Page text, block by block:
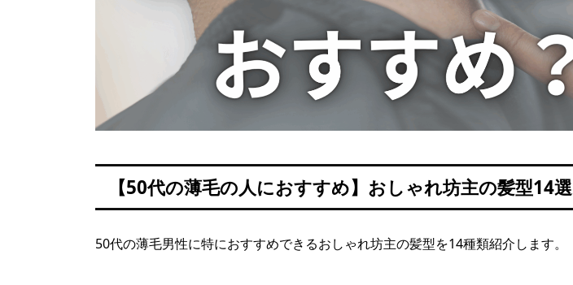
【50代の薄毛の人におすすめ】おしゃれ坊主の髪型14選
50代の薄毛男性に特におすすめできるおしゃれ坊主の髪型を14種類紹介します。